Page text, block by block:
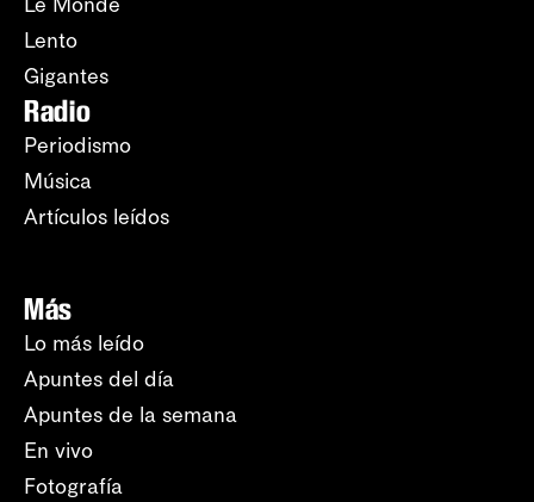
Lento
Gigantes
Radio
Periodismo
Música
Artículos leídos
Más
Lo más leído
Apuntes del día
Apuntes de la semana
En vivo
Fotografía